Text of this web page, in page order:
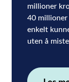
millioner
40 millioner
enkelt
uten å